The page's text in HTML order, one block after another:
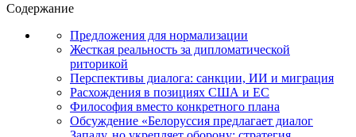
Содержание
Предложения для нормализации
Жесткая реальность за дипломатической
риторикой
Перспективы диалога: санкции, ИИ и миграция
Расхождения в позициях США и ЕС
Философия вместо конкретного плана
Обсуждение «Белоруссия предлагает диалог